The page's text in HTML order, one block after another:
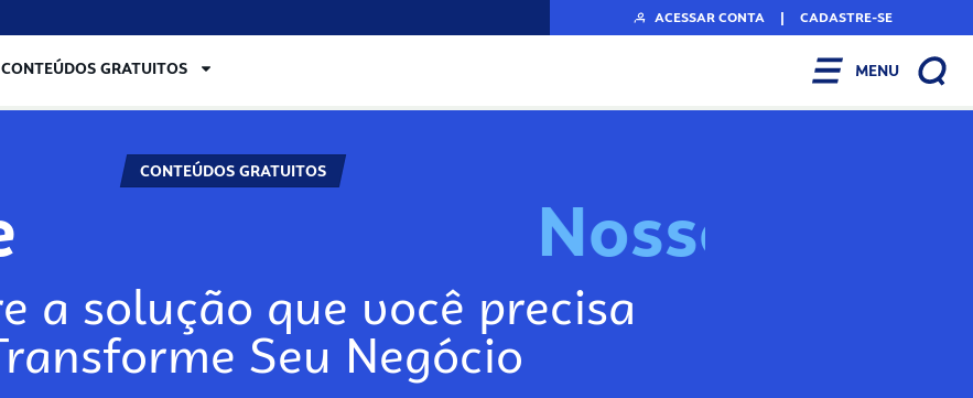
ACESSAR CONTA | CADASTRE-SE
CONTEÚDOS GRATUITOS MENU
CONTEÚDOS GRATUITOS
No
a solução que você precisa
Seu Negócio